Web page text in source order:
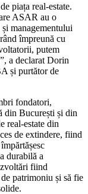
piața real-estate.
ASAR au o
managementului
împreună cu
putem
a declarat Dorin
și purtător de
fondatori,
din București și din
real-estate din
de extindere, fiind
durabilă a
fiind
patrimoniu și să fie